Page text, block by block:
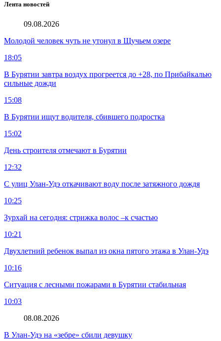
Лента новостей
09.08.2026
Молодой человек чуть не утонул в Щучьем озере
18:05
В Бурятии завтра воздух прогреется до +28, по Прибайкалью
сильные дожди
15:08
В Бурятии ищут водителя, сбившего подростка
15:02
День строителя отмечают в Бурятии
12:32
С улиц Улан-Удэ откачивают воду после затяжного дождя
10:25
Зурхай на сегодня: стрижка волос –к счастью
10:21
Двухлетний ребенок выпал из окна пятого этажа в Улан-Удэ
10:16
Ситуация с лесными пожарами в Бурятии стабильная
10:03
08.08.2026
В Улан-Удэ на «зебре» сбили девушку